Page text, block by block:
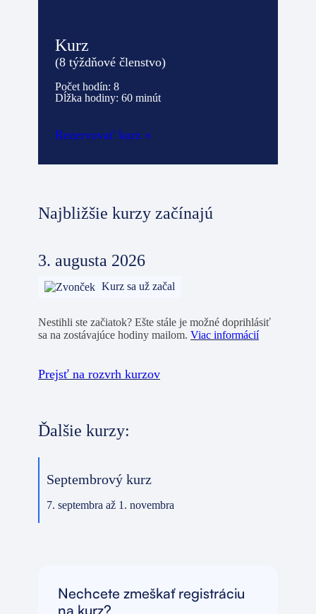
Kurz
(8 týždňové členstvo)
Počet hodín: 8
Dĺžka hodiny: 60 minút
Rezervovať kurz »
Najbližšie kurzy začínajú
3. augusta 2026
Kurz sa už začal
Nestihli ste začiatok? Ešte stále je možné doprihlásiť
sa na zostávajúce hodiny mailom. Viac informácií
Prejsť na rozvrh kurzov
Ďalšie kurzy:
Septembrový kurz
7. septembra až 1. novembra
Nechcete zmeškať registráciu
na kurz?